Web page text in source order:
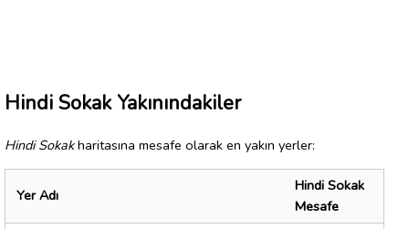
Hindi Sokak Yakınındakiler
Hindi Sokakharitasına mesafe olarak en yakın yerler:
Yer Adı
Hindi Sokak
Mesafe